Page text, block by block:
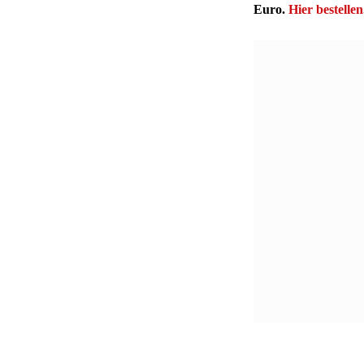
Euro. Hier bestellen